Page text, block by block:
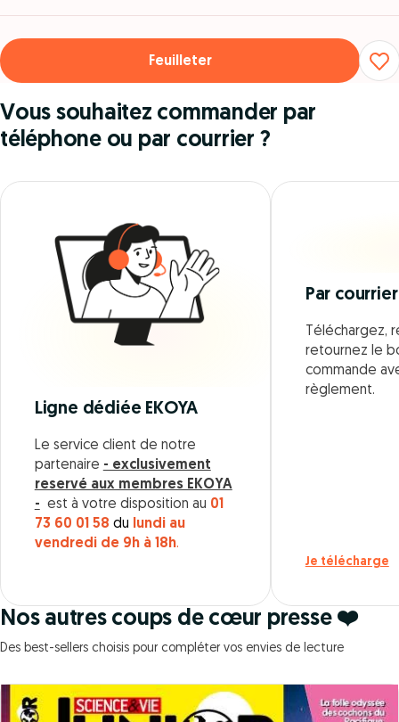
Feuilleter
Vous souhaitez commander par
téléphone ou par courrier ?
Ligne dédiée EKOYA
Le service client de notre
partenaire - exclusivement
reservé aux membres EKOYA
- est à votre disposition au 01
73 60 01 58 du
lundi au
vendredi de 9h à 18h.
Par courrier
Téléchargez,
retournez le
commande
règlement.
Je télécharge
Nos autres coups de cœur presse ❤️
Des best-sellers choisis pour compléter vos envies de lecture